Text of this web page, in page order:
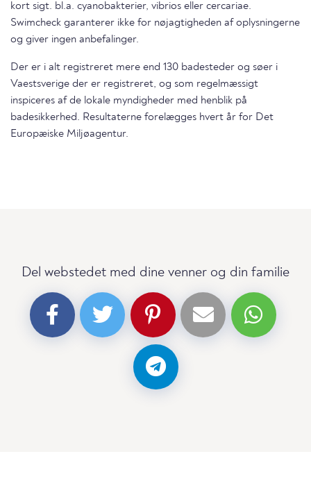
kort sigt. bl.a. cyanobakterier, vibrios eller cercariae.
Swimcheck garanterer ikke for nøjagtigheden af oplysningerne
og giver ingen anbefalinger.
Der er i alt registreret mere end 130 badesteder og søer i
Vaestsverige der er registreret, og som regelmæssigt
inspiceres af de lokale myndigheder med henblik på
badesikkerhed. Resultaterne forelægges hvert år for Det
Europæiske Miljøagentur.
Del webstedet med dine venner og din familie